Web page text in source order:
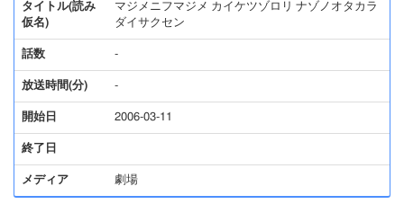
タイトル(読み
仮名)
マジメニフマジメ カイケツゾロリ ナゾノオタカラ
ダイサクセン
話数 -
放送時間(分) -
開始日 2006-03-11
終了日
メディア 劇場